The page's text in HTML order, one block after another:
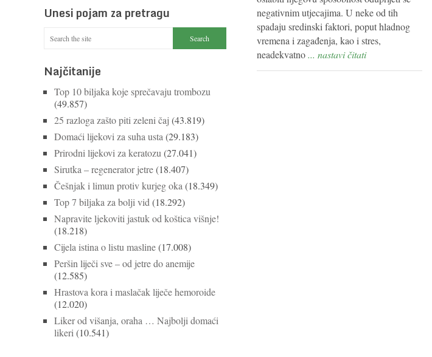
negativnim utjecajima. U neke od tih
spadaju sredinski faktori, poput hladnog
vremena i zagađenja, kao i stres,
neadekvatno... nastavi čitati
Unesi pojam za pretragu
Najčitanije
Top 10 biljaka koje sprečavaju trombozu
(49.857)
25 razloga zašto piti zeleni čaj (43.819)
Domaći lijekovi za suha usta (29.183)
Prirodni lijekovi za keratozu (27.041)
Sirutka – regenerator jetre(18.407)
Češnjak i limun protiv kurjeg oka (18.349)
Top 7 biljaka za bolji vid (18.292)
Napravite ljekoviti jastuk od koštica višnje!
(18.218)
Cijela istina o listu masline(17.008)
Peršin liječi sve – od jetre do anemije
(12.585)
Hrastova kora i maslačak liječe hemoroide
(12.020)
Liker od višanja, oraha … Najbolji domaći
likeri (10.541)